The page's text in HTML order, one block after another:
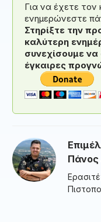
Για να έχετε τον
ενημερώνεστε
Στηρίξτε την
καλύτερη
συνεχίσουμε
έγκαιρες
Πάνος